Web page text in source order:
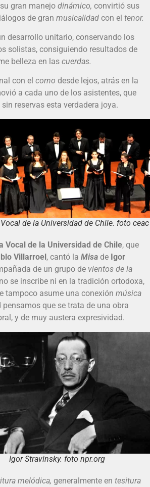
gran manejodinámico, convirtió sus
de gran musicalidadcon el tenor.
desarrollo unitario, conservando los
solistas, consiguiendo resultados de
belleza en las cuerdas.
con el corno desde lejos, atrás en la
a cada uno de los asistentes, que
reservas esta verdadera joya.
de la Universidad de Chile. foto ceac
Vocal de la Universidad de Chile, que
Villarroel, cantó la Misade Igor
de un grupo de vientos de la
se inscribe ni en la tradición ortodoxa,
tampoco asume una conexión música
pensamos que se trata de una obra
y de muy austera expresividad.
Igor Stravinsky. foto npr.org
melódica, generalmente en tesitura